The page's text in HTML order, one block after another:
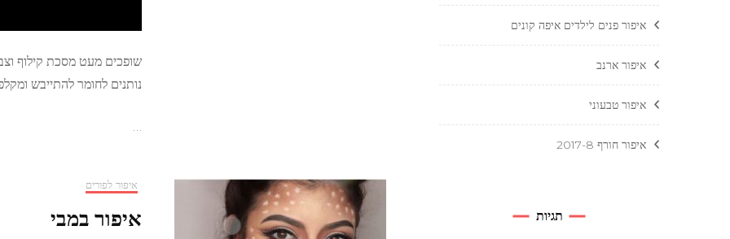
שופכים מעט מסכת קילוף
נותנים לחומר להתייבש
…
איפור לפורים
איפור במבי
איפור פנים לילדים איפה קונים
איפור ארנב
איפור טבעוני
איפור חורף 2017-8
תגיות